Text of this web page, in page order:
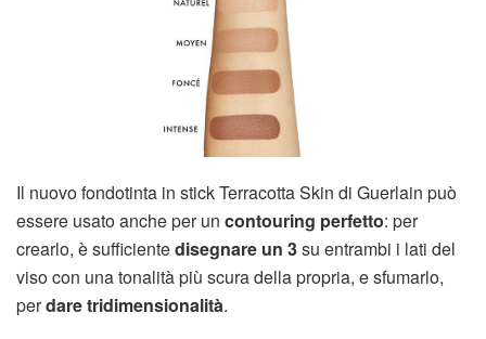
Il nuovo fondotinta in stick Terracotta Skin di Guerlain può
essere usato anche per un contouring perfetto: per
crearlo, è sufficientedisegnare un 3su entrambi i lati del
viso con una tonalità più scura della propria, e sfumarlo,
perdare tridimensionalità.